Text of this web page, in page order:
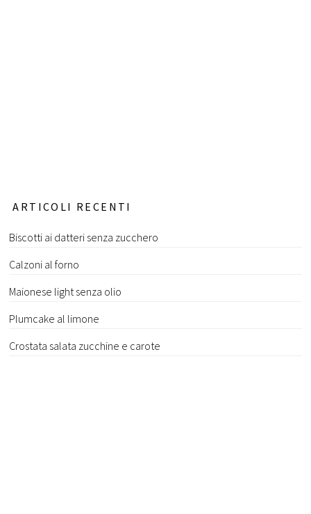
ARTICOLI RECENTI
Biscotti ai datteri senza zucchero
Calzoni al forno
Maionese light senza olio
Plumcake al limone
Crostata salata zucchine e carote